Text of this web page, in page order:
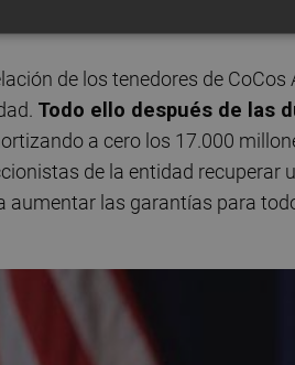
de los tenedores de
Todo ello después de las
a cero los 17.000
de la entidad recuperar
aumentar las garantías para